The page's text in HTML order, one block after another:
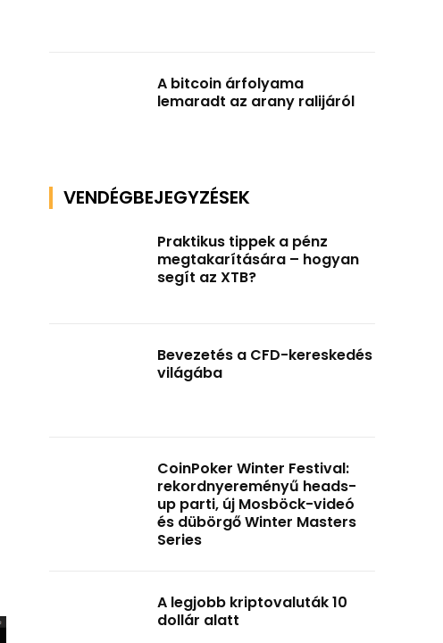
A bitcoin árfolyama
lemaradt az arany ralijáról
VENDÉGBEJEGYZÉSEK
Praktikus tippek a pénz
megtakarítására – hogyan
segít az XTB?
Bevezetés a CFD-kereskedés
világába
CoinPoker Winter Festival:
rekordnyereményű heads-
up parti, új Mosböck-videó
és dübörgő Winter Masters
Series
A legjobb kriptovaluták 10
dollár alatt